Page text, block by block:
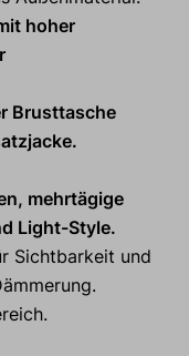
hoher
Brusttasche
mehrtägige
Light-Style.
Sichtbarkeit und